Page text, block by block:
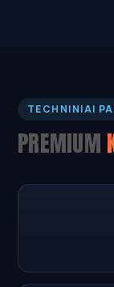
TECHNINIAI
PREMIUM